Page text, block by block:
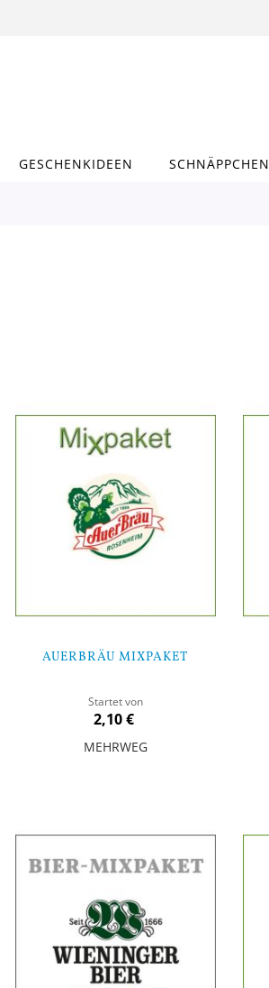
GESCHENKIDEEN SCHNÄPPCHEN
AUERBRÄU MIXPAKET
Startet von
2,10 €
MEHRWEG